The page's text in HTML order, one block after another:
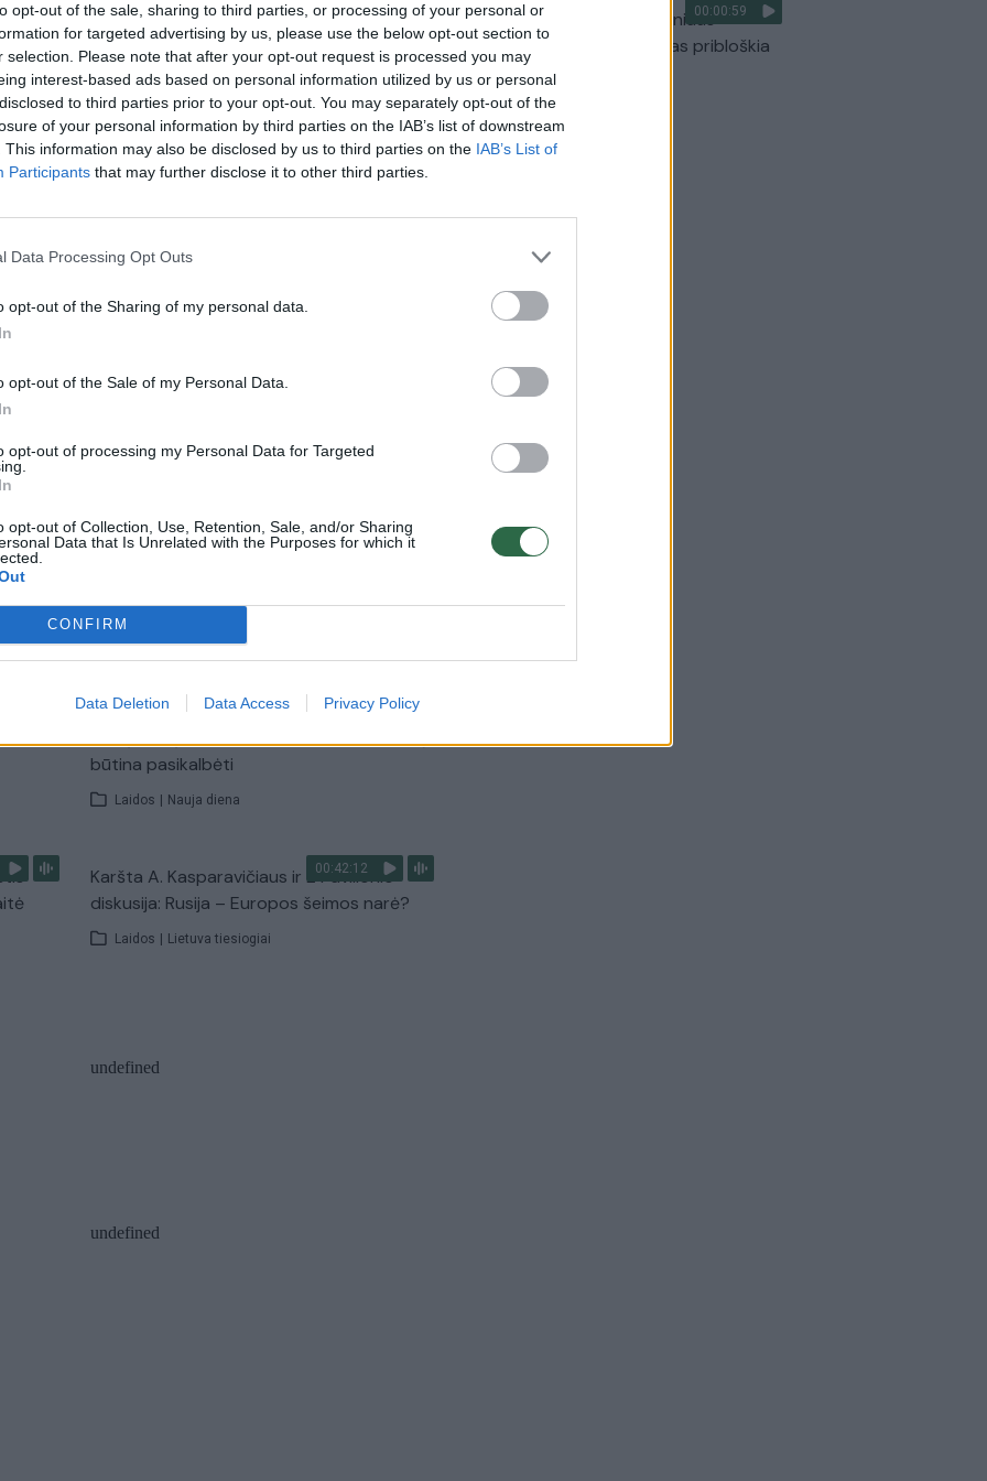
opt-out of the sale, sharing to third parties, or processing of your personal or
for targeted advertising by us, please use the below opt-out section to
selection. Please note that after your opt-out request is processed you may
interest-based ads based on personal information utilized by us or personal
to third parties prior to your opt-out. You may separately opt-out of the
of your personal information by third parties on the IAB’s list of downstream
This information may also be disclosed by us to third parties on the IAB’s List of
Participants that may further disclose it to other third parties.
Data Processing Opt Outs
opt-out of the Sharing of my personal data.
opt-out of the Sale of my Personal Data.
opt-out of processing my Personal Data for Targeted
opt-out of Collection, Use, Retention, Sale, and/or Sharing
Data that Is Unrelated with the Purposes for which it
CONFIRM
Data Deletion Data Access Privacy Policy
smūgis sužeistieji žuvo
Žinios Lietuvos diena
00:02:24
Žinios | Lietuvos diena
00:15:25
Ruošiantis naujiems mokslo metams –
būtina pasikalbėti
Laidos | Nauja diena
00:42:12
Karšta A. Kasparavičiaus ir Ž Pavilionio
diskusija: Rusija – Europos šeimos narė?
Laidos | Lietuva tiesiogiai
00:00:59
Nufilmavo, kaip patvino Vilniaus
Vakarinis aplinkkelis: vaizdas pribloškia
Žinios | Lietuvos diena